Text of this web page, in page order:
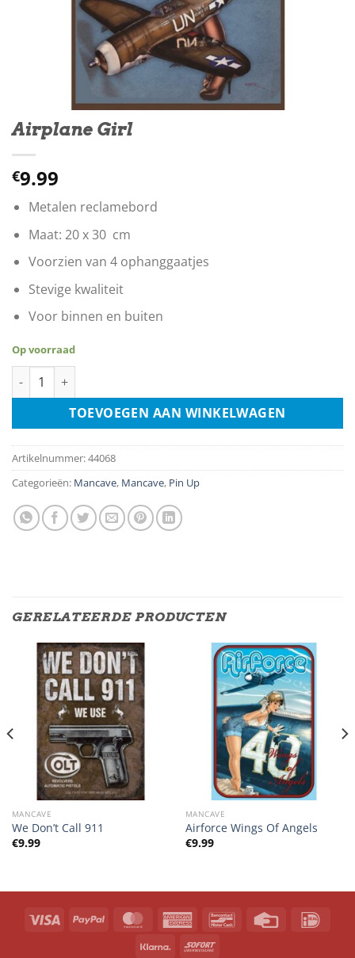
Airplane Girl
€9.99
Metalen reclamebord
Maat: 20 x 30 cm
Voorzien van 4 ophanggaatjes
Stevige kwaliteit
Voor binnen en buiten
Op voorraad
Airplane Girl aantal
TOEVOEGEN AAN WINKELWAGEN
Artikelnummer:44068
Categorieën: Mancave, Mancave, Pin Up
GERELATEERDE PRODUCTEN
MANCAVE
We Don’t Call 911
€9.99
MANCAVE
Airforce Wings Of Angels
€9.99